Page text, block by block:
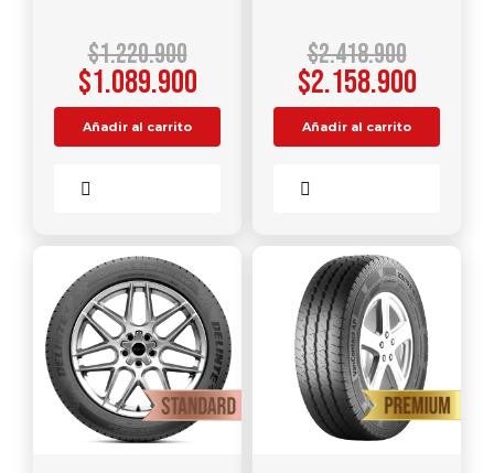
$1.220.900
$1.089.900
Añadir al carrito
$2.418.900
$2.158.900
Añadir al carrito